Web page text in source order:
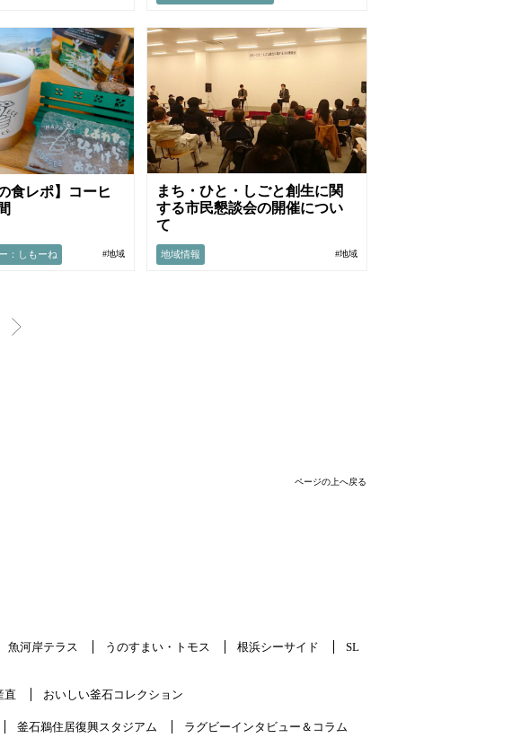
食レポ】コーヒ
：しもーね #地域
まち・ひと・しごと創生に関
する市民懇談会の開催につい
て
地域情報 #地域
>
ページの上へ戻る
魚河岸テラス うのすまい・トモス 根浜シーサイド
SL
直 おいしい釜石コレクション
釜石鵜住居復興スタジアム ラグビーインタビュー＆コラム